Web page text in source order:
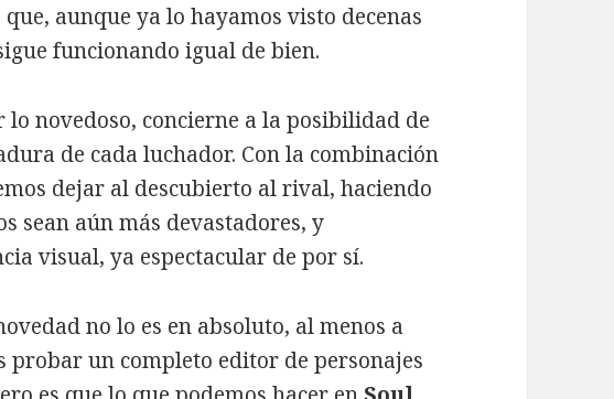
aunque ya lo hayamos visto decenas
funcionando igual de bien.
lo novedoso, concierne a la posibilidad de
de cada luchador. Con la combinación
dejar al descubierto al rival, haciendo
sean aún más devastadores, y
visual, ya espectacular de por sí.
no lo es en absoluto, al menos a
probar un completo editor de personajes